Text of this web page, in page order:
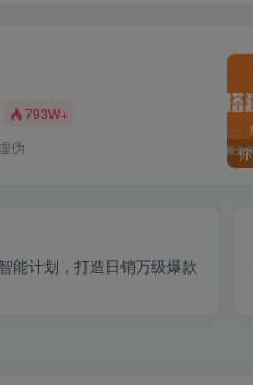
793W+
伪
能计划，打造日销万级爆款